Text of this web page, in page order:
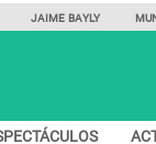
JAIME BAYLY